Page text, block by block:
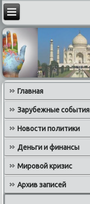
Главная
Зарубежные события
Новости политики
Деньги и финансы
Мировой кризис
Архив записей